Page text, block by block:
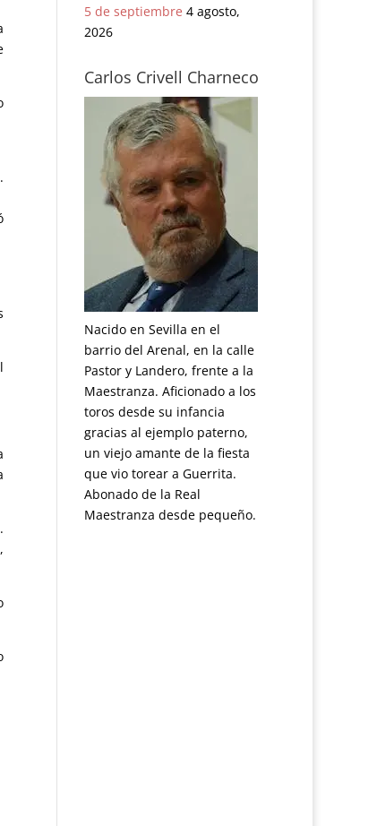
5 de septiembre 4 agosto,
2026
Carlos Crivell Charneco
Nacido en Sevilla en el
barrio del Arenal, en la calle
Pastor y Landero, frente a la
Maestranza. Aficionado a los
toros desde su infancia
gracias al ejemplo paterno,
un viejo amante de la fiesta
que vio torear a Guerrita.
Abonado de la Real
Maestranza desde pequeño.